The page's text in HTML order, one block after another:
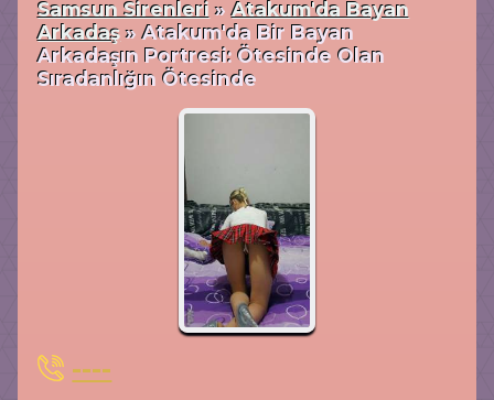
Samsun Sirenleri »Atakum'da Bayan
Arkadaş»Atakum'da Bir Bayan
Arkadaşın Portresi: Ötesinde Olan
Sıradanlığın Ötesinde
----